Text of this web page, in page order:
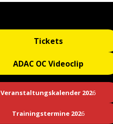
Tickets
ADAC OC Videoclip
Veranstaltungskalender 2026
Trainingstermine 2026